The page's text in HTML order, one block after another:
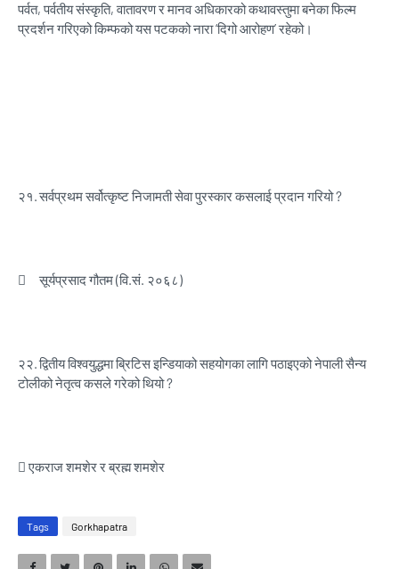
पर्वत, पर्वतीय संस्कृति, वातावरण र मानव अधिकारको कथावस्तुमा बनेका फिल्म
प्रदर्शन गरिएको किम्फको यस पटकको नारा ‘दिगो आरोहण’ रहेको।
२१.सर्वप्रथम सर्वोत्कृष्ट निजामती सेवा पुरस्कार कसलाई प्रदान गरियो ?
 सूर्यप्रसाद गौतम (वि.सं. २०६८)
२२.द्वितीय विश्वयुद्धमा ब्रिटिस इन्डियाको सहयोगका लागि पठाइएको नेपाली सैन्य
टोलीको नेतृत्व कसले गरेको थियो ?
 एकराज शमशेर र ब्रह्म शमशेर
Tags Gorkhapatra